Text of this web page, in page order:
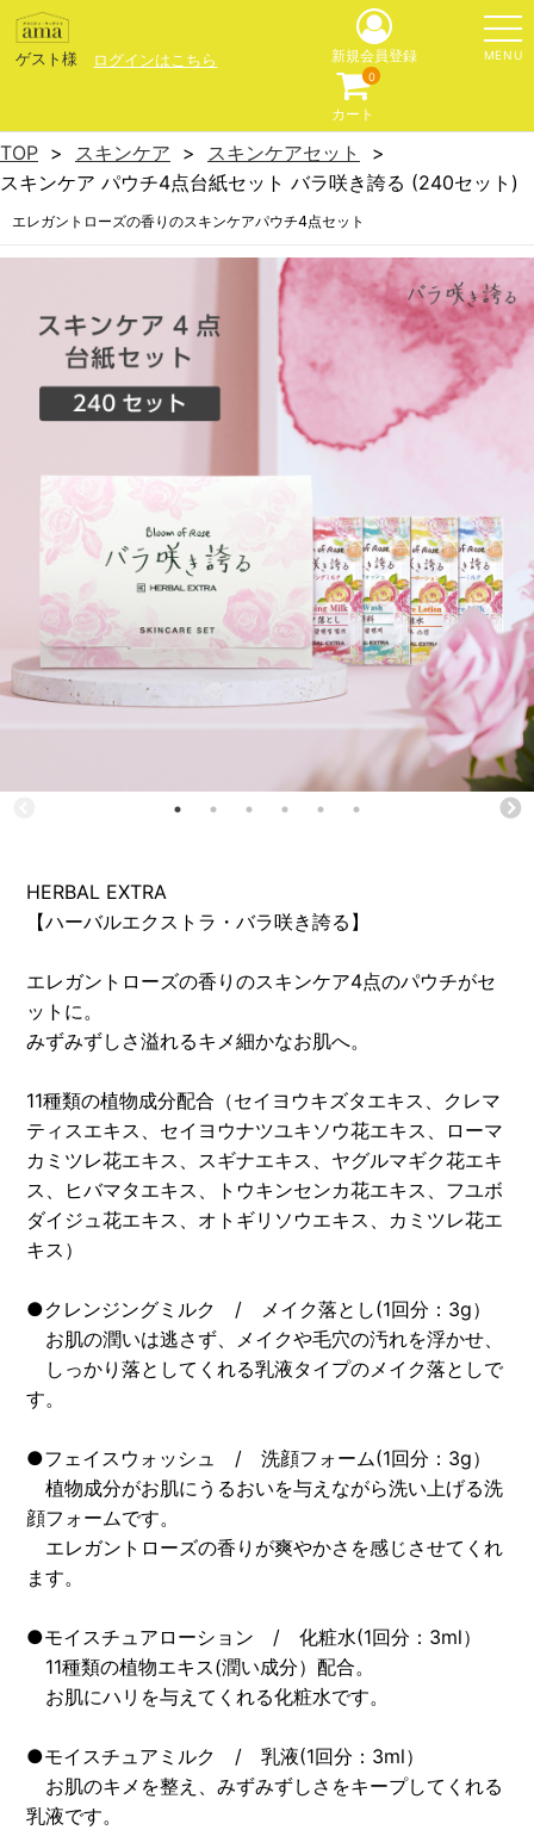
ゲスト様 ログインはこちら MENU
新規会員登録
カート
0
TOP スキンケア
スキンケアセット
スキンケア パウチ4点台紙セット バラ咲き誇る (240セット)
エレガントローズの香りのスキンケアパウチ4点セット
HERBAL EXTRA
【ハーバルエクストラ・バラ咲き誇る】
エレガントローズの香りのスキンケア4点のパウチがセ
ットに。
みずみずしさ溢れるキメ細かなお肌へ。
11種類の植物成分配合（セイヨウキズタエキス、クレマ
ティスエキス、セイヨウナツユキソウ花エキス、ローマ
カミツレ花エキス、スギナエキス、ヤグルマギク花エキ
ス、ヒバマタエキス、トウキンセンカ花エキス、フユボ
ダイジュ花エキス、オトギリソウエキス、カミツレ花エ
キス）
●クレンジングミルク / メイク落とし(1回分：3g）
お肌の潤いは逃さず、メイクや毛穴の汚れを浮かせ、
しっかり落としてくれる乳液タイプのメイク落としで
す。
●フェイスウォッシュ / 洗顔フォーム(1回分：3g）
植物成分がお肌にうるおいを与えながら洗い上げる洗
顔フォームです。
エレガントローズの香りが爽やかさを感じさせてくれ
ます。
●モイスチュアローション / 化粧水(1回分：3ml）
11種類の植物エキス(潤い成分）配合。
お肌にハリを与えてくれる化粧水です。
●モイスチュアミルク / 乳液(1回分：3ml）
お肌のキメを整え、みずみずしさをキープしてくれる
乳液です。